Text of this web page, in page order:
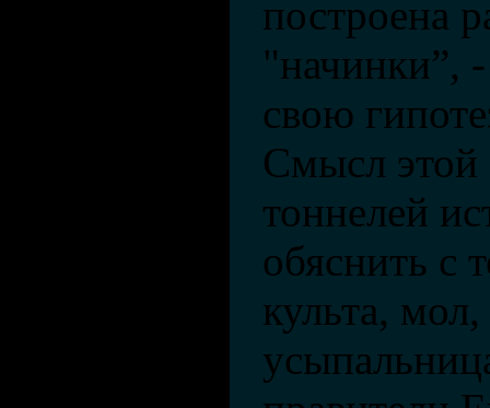
построена
"начинки”,
свою
Смысл этой
тоннелей
обяснить с
культа,